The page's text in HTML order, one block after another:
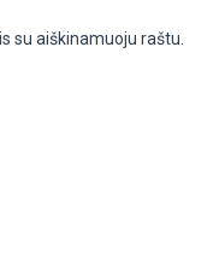
su aiškinamuoju raštu.